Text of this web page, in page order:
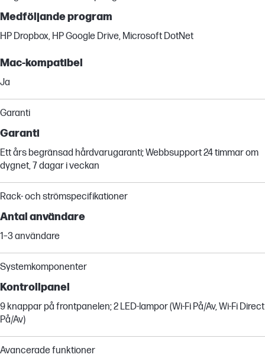
Medföljande program
HP Dropbox, HP Google Drive, Microsoft DotNet
Mac-kompatibel
Ja
Garanti
Garanti
Ett års begränsad hårdvarugaranti; Webbsupport 24 timmar om
dygnet, 7 dagar i veckan
Rack- och strömspecifikationer
Antal användare
1–3 användare
Systemkomponenter
Kontrollpanel
9 knappar på frontpanelen; 2 LED-lampor (Wi-Fi På/Av, Wi-Fi Direct
På/Av)
Avancerade funktioner